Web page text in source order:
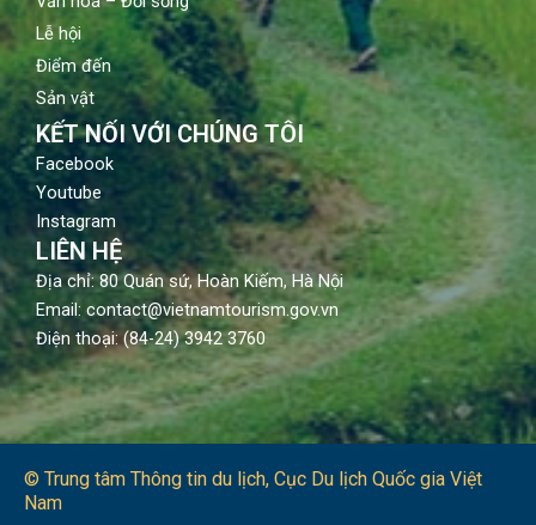
Lễ hội
Điểm đến
Sản vật
KẾT NỐI VỚI CHÚNG TÔI
Facebook
Youtube
Instagram
LIÊN HỆ
Địa chỉ: 80 Quán sứ, Hoàn Kiếm, Hà Nội
Email: contact@vietnamtourism.gov.vn
Điện thoại: (84-24) 3942 3760
© Trung tâm Thông tin du lịch​, Cục Du lịch Quốc gia Việt
Nam